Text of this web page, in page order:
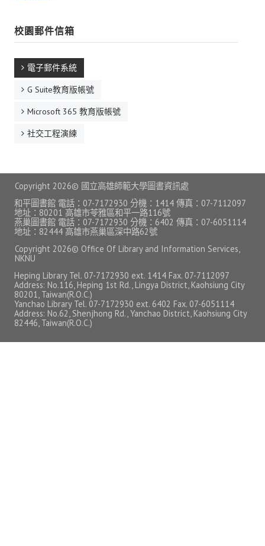
自學服務
數位學習專區
亮點服務
I Seat 線上座位預約
自動借還書系統
空間借用系統
自動電控
人流辨識
門禁系統
校園郵件信箱
電子郵件系統
G Suite教育版帳號
Microsoft 365 教育版帳號
社交工程演練
Copyright 2026© 國立高雄師範大學圖書資訊處
和平圖書館 電話：07-7172930 分機：1414 傳真：07-7112097
地址：80201 高雄市苓雅區和平一路116號
燕巢圖書館 電話：07-7172930 分機：6402 傳真：07-6051114
地址：82444 高雄市燕巢區深中路62號
Copyright 2026© Office Of Library and Information Services,
NKNU
Heping Library Tel. 07-7172930 ext. 1414 Fax. 07-7112097
Address: No.116, Heping 1st Rd., Lingya District, Kaohsiung City
80201, Taiwan(R.O.C.)
Yanchao Library Tel. 07-7172930 ext. 6402 Fax. 07-6051114
Address: No.62, Shenjhong Rd., Yanchao District, Kaohsiung City
82446, Taiwan(R.O.C.)